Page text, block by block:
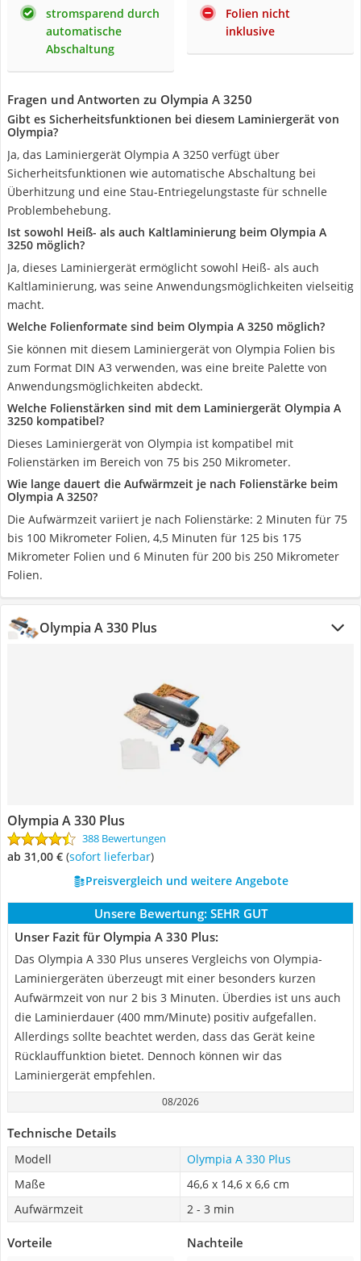
stromsparend durch
automatische
Abschaltung
Folien nicht
inklusive
Fragen und Antworten zu Olympia A 3250
Gibt es Sicherheitsfunktionen bei diesem Laminiergerät von
Olympia?
Ja, das Laminiergerät Olympia A 3250 verfügt über
Sicherheitsfunktionen wie automatische Abschaltung bei
Überhitzung und eine Stau-Entriegelungstaste für schnelle
Problembehebung.
Ist sowohl Heiß- als auch Kaltlaminierung beim Olympia A
3250 möglich?
Ja, dieses Laminiergerät ermöglicht sowohl Heiß- als auch
Kaltlaminierung, was seine Anwendungsmöglichkeiten vielseitig
macht.
Welche Folienformate sind beim Olympia A 3250 möglich?
Sie können mit diesem Laminiergerät von Olympia Folien bis
zum Format DIN A3 verwenden, was eine breite Palette von
Anwendungsmöglichkeiten abdeckt.
Welche Folienstärken sind mit dem Laminiergerät Olympia A
3250 kompatibel?
Dieses Laminiergerät von Olympia ist kompatibel mit
Folienstärken im Bereich von 75 bis 250 Mikrometer.
Wie lange dauert die Aufwärmzeit je nach Folienstärke beim
Olympia A 3250?
Die Aufwärmzeit variiert je nach Folienstärke: 2 Minuten für 75
bis 100 Mikrometer Folien, 4,5 Minuten für 125 bis 175
Mikrometer Folien und 6 Minuten für 200 bis 250 Mikrometer
Folien.
Olympia A 330 Plus
Olympia A 330 Plus
388 Bewertungen
ab 31,00 € ( Sofort lieferbar)
Preisvergleich und weitere Angebote
Unsere Bewertung: SEHR GUT
Unser Fazit für Olympia A 330 Plus:
Das Olympia A 330 Plus unseres Vergleichs von Olympia-
Laminiergeräten überzeugt mit einer besonders kurzen
Aufwärmzeit von nur 2 bis 3 Minuten. Überdies ist uns auch
die Laminierdauer (400 mm/Minute) positiv aufgefallen.
Allerdings sollte beachtet werden, dass das Gerät keine
Rücklauffunktion bietet. Dennoch können wir das
Laminiergerät empfehlen.
08/2026
Technische Details
Modell
Olympia A 330 Plus
Maße
46,6 x 14,6 x 6,6 cm
Aufwärmzeit
2 - 3 min
Vorteile Nachteile